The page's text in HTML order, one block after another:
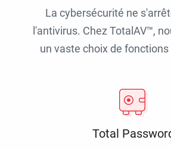
La cybersécurité ne
l'antivirus. Chez TotalAV™,
un vaste choix de
Total